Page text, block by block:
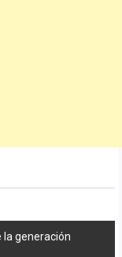
la generación